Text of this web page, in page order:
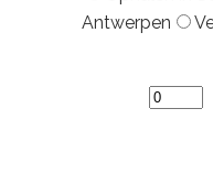
Antwerpen